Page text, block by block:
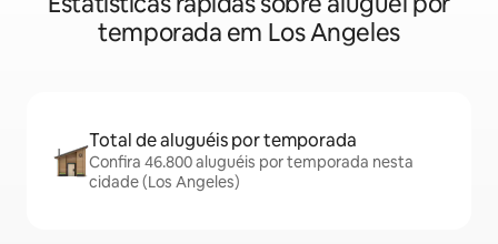
temporada em Los Angeles
Total de aluguéis por temporada
Confira 46.800 aluguéis por temporada nesta
cidade (Los Angeles)